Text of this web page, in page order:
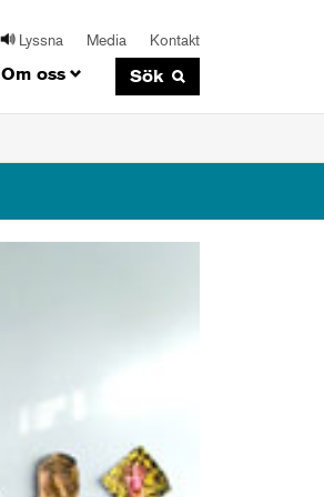
Lyssna Media Kontakt
Om oss Sök